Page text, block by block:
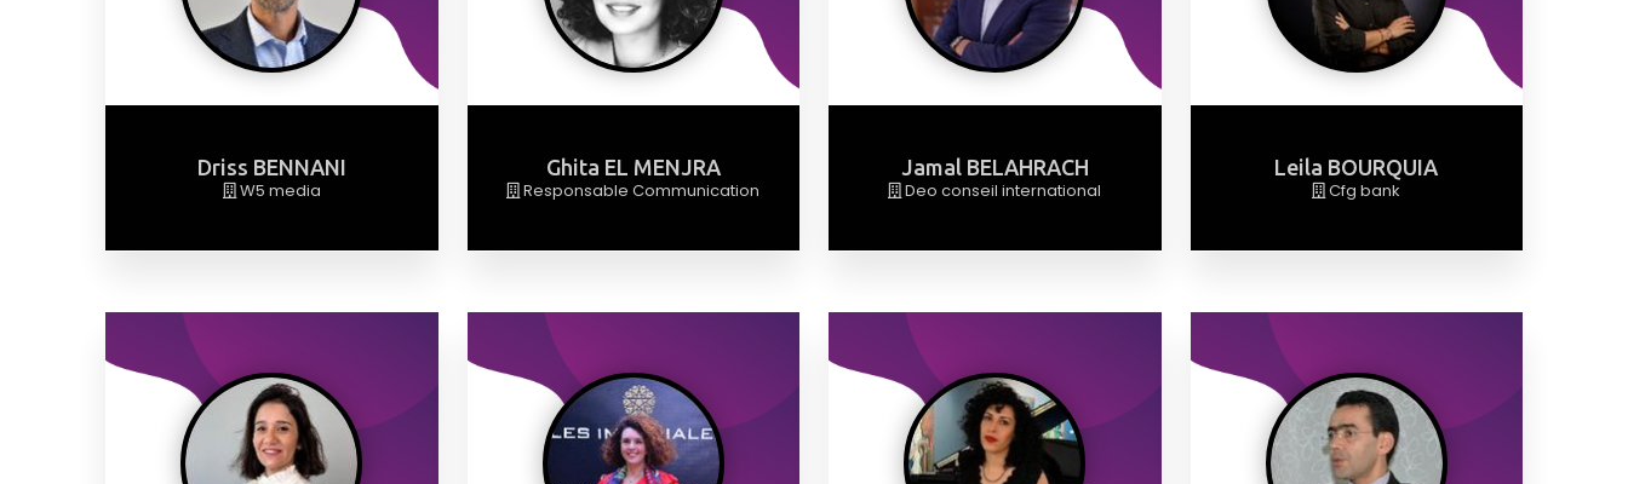
Driss BENNANI
W5 media
Ghita EL MENJRA
Responsable Communication
Jamal BELAHRACH
Deo conseil international
Leila BOURQUIA
Cfg bank